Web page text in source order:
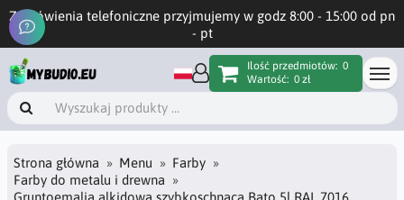
Zamówienia telefoniczne przyjmujemy w godz 8:00 - 15:00 od pn
- pt
Ilość przedmiotów: 0
Wartość: 0 zł
Strona główna Menu
Farby
Farby do metalu i drewna